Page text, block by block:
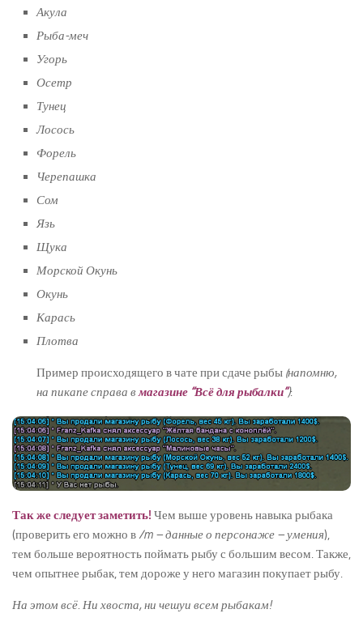
Акула
Рыба-меч
Угорь
Осетр
Тунец
Лосось
Форель
Черепашка
Сом
Язь
Щука
Морской Окунь
Окунь
Карась
Плотва
Пример происходящего в чате при сдаче рыбы (напомню,
на пикапе справа вмагазине “Всё для рыбалки”):
Так же следует заметить! Чем выше уровень навыка рыбака
(проверить его можно в /m – данные о персонаже – умения),
тем больше вероятность поймать рыбу с большим весом. Также,
чем опытнее рыбак, тем дороже у него магазин покупает рыбу.
На этом всё. Ни хвоста, ни чешуи всем рыбакам!